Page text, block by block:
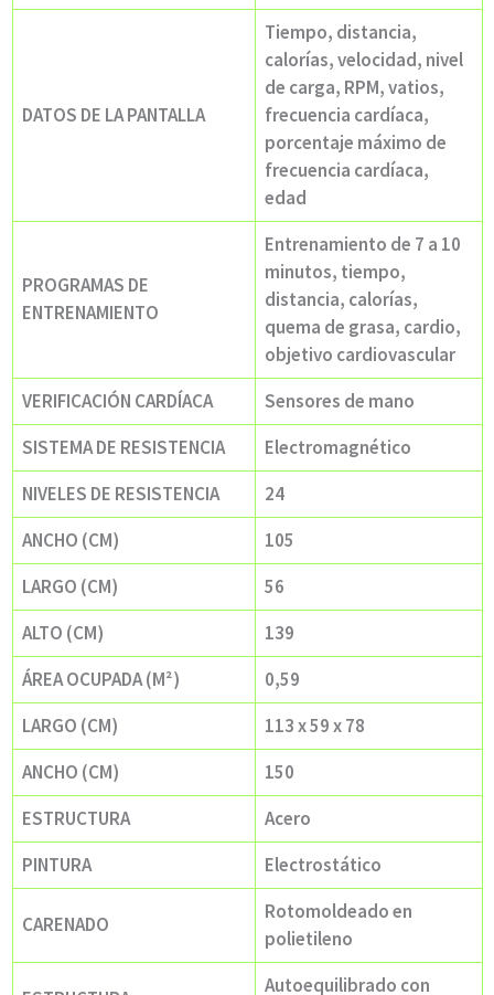
DATOS DE LA PANTALLA
Tiempo, distancia,
calorías, velocidad, nivel
de carga, RPM, vatios,
frecuencia cardíaca,
porcentaje máximo de
frecuencia cardíaca,
edad
PROGRAMAS DE
ENTRENAMIENTO
Entrenamiento de 7 a 10
minutos, tiempo,
distancia, calorías,
quema de grasa, cardio,
objetivo cardiovascular
VERIFICACIÓN CARDÍACA
Sensores de mano
SISTEMA DE RESISTENCIA
Electromagnético
NIVELES DE RESISTENCIA
24
ANCHO (CM)
105
LARGO (CM)
56
ALTO (CM)
139
ÁREA OCUPADA (M²)
0,59
LARGO (CM)
113 x 59 x 78
ANCHO (CM)
150
ESTRUCTURA
Acero
PINTURA
Electrostático
CARENADO
Rotomoldeado en
polietileno
Autoequilibrado con